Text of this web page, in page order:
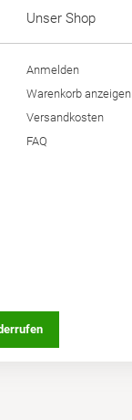
Unser Shop
Anmelden
Warenkorb anzeigen
Versandkosten
FAQ